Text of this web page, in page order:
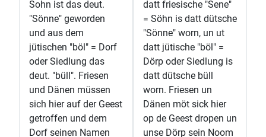
Sohn ist das deut.
"Sönne" geworden
und aus dem
jütischen "böl" = Dorf
oder Siedlung das
deut. "büll". Friesen
und Dänen müssen
sich hier auf der Geest
getroffen und dem
Dorf seinen Namen
datt friesische "Sene"
= Söhn is datt dütsche
"Sönne" worn, un ut
datt jütische "böl" =
Dörp oder Siedlung is
datt dütsche büll
worn. Friesen un
Dänen möt sick hier
op de Geest dropen un
unse Dörp sein Noom